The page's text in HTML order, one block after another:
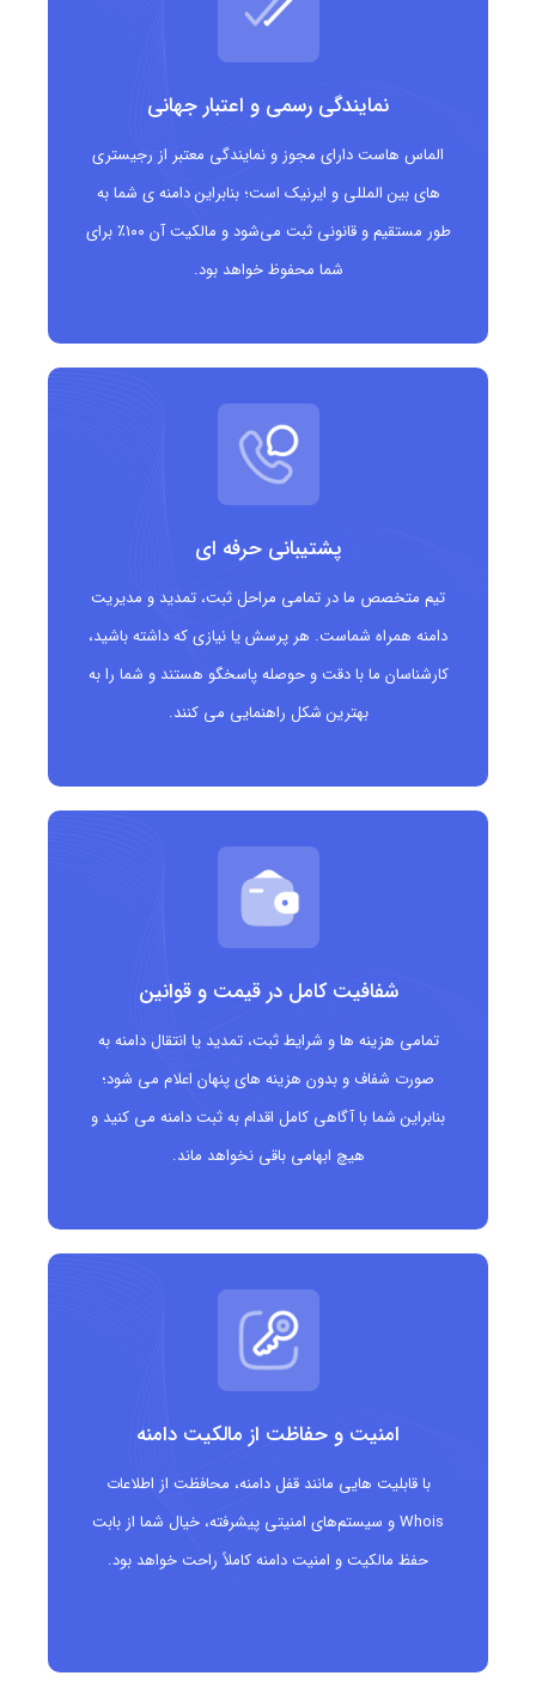
فرصتی عالی برای برندینگ با نام های مرتبط مانند
business.management
دامنه ای تخصصی که به اعتبار سایت در حوزه مدیریت
کمک می کند
امکان تفکیک و تمایز در بازارهای پر رقابت کسب وکار و
دامنه دات
مناسب چه کسانی
شرکت های مشاوره مدیریت
سازمان ها و تیم های پروژه ای
موسسات آموزشی و دوره های مدیریت
مدیران، مربیان و مشاوران حوزه کسب وکار
شرکت های فعال در حوزه منابع انسانی و توسعه
نمایندگی رسمی و اعتبار جهانی
الماس هاست دارای مجوز و نمایندگی معتبر از رجیستری
های بین المللی و ایرنیک است؛ بنابراین دامنه ی شما به
طور مستقیم و قانونی ثبت می‌شود و مالکیت آن ۱۰۰٪ برای
شما محفوظ خواهد بود.
پشتیبانی حرفه ای
تیم متخصص ما در تمامی مراحل ثبت، تمدید و مدیریت
دامنه همراه شماست. هر پرسش یا نیازی که داشته باشید،
کارشناسان ما با دقت و حوصله پاسخگو هستند و شما را به
بهترین شکل راهنمایی می کنند.
شفافیت کامل در قیمت و قوانین
تمامی هزینه ها و شرایط ثبت، تمدید یا انتقال دامنه به
صورت شفاف و بدون هزینه های پنهان اعلام می شود؛
بنابراین شما با آگاهی کامل اقدام به ثبت دامنه می کنید و
هیچ ابهامی باقی نخواهد ماند.
امنیت و حفاظت از مالکیت دامنه
با قابلیت هایی مانند قفل دامنه، محافظت از اطلاعات
Whois و سیستم‌های امنیتی پیشرفته، خیال شما از بابت
حفظ مالکیت و امنیت دامنه کاملاً راحت خواهد بود.